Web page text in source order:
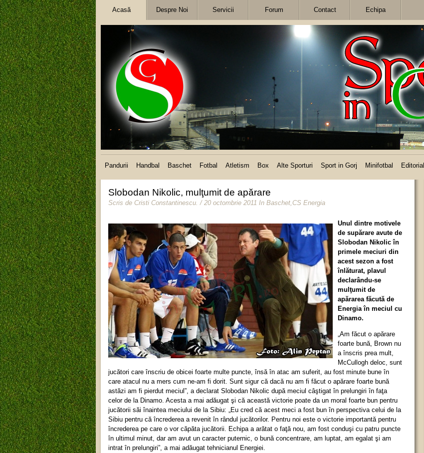
Acasă Despre Noi Servicii Forum Contact Echipa
Pandurii Handbal Baschet Fotbal Atletism Box Alte Sporturi Sport in Gorj Minifotbal Editorial
Slobodan Nikolic, mulţumit de apărare
Scris de Cristi Constantinescu. / 20 octombrie 2011 In Baschet,CS Energia
Unul dintre motivele
de supărare avute de
Slobodan Nikolic în
primele meciuri din
acest sezon a fost
înlăturat, plavul
declarându-se
mulţumit de
apărarea făcută de
Energia în meciul cu
Dinamo.
„Am făcut o apărare
foarte bună, Brown nu
a înscris prea mult,
McCullogh deloc, sunt
jucători care înscriu de obicei foarte multe puncte, însă în atac am suferit, au fost minute bune în
care atacul nu a mers cum ne-am fi dorit. Sunt sigur că dacă nu am fi făcut o apărare foarte bună
astăzi am fi pierdut meciul”, a declarat Slobodan Nikolic după meciul câştigat în prelungiri în faţa
celor de la Dinamo. Acesta a mai adăugat şi că această victorie poate da un moral foarte bun pentru
jucătorii săi înaintea meciului de la Sibiu: „Eu cred că acest meci a fost bun în perspectiva celui de la
Sibiu pentru că încrederea a revenit în rândul jucătorilor. Pentru noi este o victorie importantă pentru
încrederea pe care o vor căpăta jucătorii. Echipa a arătat o faţă nou, am fost conduşi cu patru puncte
în ultimul minut, dar am avut un caracter puternic, o bună concentrare, am luptat, am egalat şi am
intrat în prelungiri”, a mai adăugat tehnicianul Energiei.